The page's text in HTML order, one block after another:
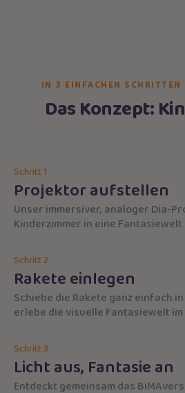
IN 3 EINFACHEN SCHRITTEN
Das Konzept:
Schritt 1
Projektor aufstellen
Unser immersiver, analoger Dia-
Kinderzimmer in eine
Schritt 2
Rakete einlegen
Schiebe die Rakete ganz einfach
erlebe die visuelle Fantasiewelt
Schritt 3
Licht aus, Fantasie an
Entdeckt gemeinsam das